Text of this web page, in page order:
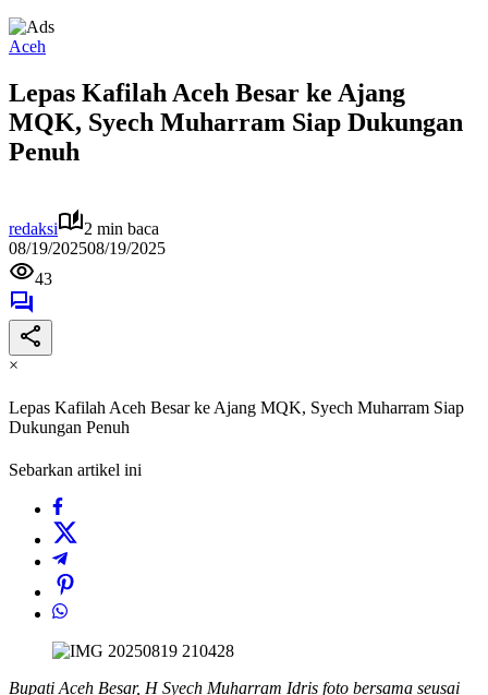
Aceh
Lepas Kafilah Aceh Besar ke Ajang
MQK, Syech Muharram Siap Dukungan
Penuh
redaksi
2 min baca
08/19/202508/19/2025
43
×
Lepas Kafilah Aceh Besar ke Ajang MQK, Syech Muharram Siap
Dukungan Penuh
Sebarkan artikel ini
Bupati Aceh Besar, H Syech Muharram Idris foto bersama seusai